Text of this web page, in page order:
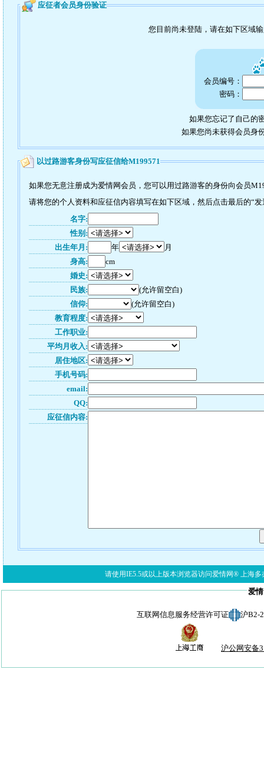
应征者会员身份验证
您目前尚未登陆，请在如下区域
会员编号：
密码：
如果您忘记了自己的
如果您尚未获得会员身
以过路游客身份写应征信给M199571
如果您无意注册成为爱情网会员，您可以用过路游客的身份向会员
请将您的个人资料和应征信内容填写在如下区域，然后点击最后的“
名字:
性别:
出生年月:
年
月
身高:
cm
婚史:
民族:
(允许留空白)
信仰:
(允许留空白)
教育程度:
工作职业:
平均月收入:
居住地区:
手机号码:
email:
QQ:
应征信内容:
请使用IE5.5或以上版本浏览器访问爱情网® 上海多
爱
互联网信息服务经营许可证 沪B2-
沪公网安备